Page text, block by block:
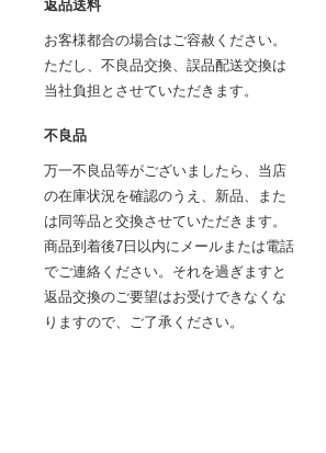
返品送料
お客様都合の場合はご容赦ください。
ただし、不良品交換、誤品配送交換は
当社負担とさせていただきます。
不良品
万一不良品等がございましたら、当店
の在庫状況を確認のうえ、新品、また
は同等品と交換させていただきます。
商品到着後7日以内にメールまたは電話
でご連絡ください。それを過ぎますと
返品交換のご要望はお受けできなくな
りますので、ご了承ください。